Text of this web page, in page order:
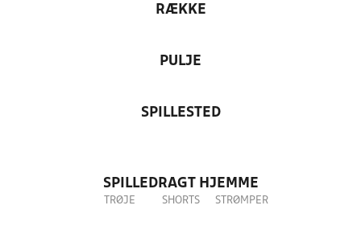
RÆKKE
PULJE
SPILLESTED
SPILLEDRAGT HJEMME
TRØJE SHORTS STRØMPER